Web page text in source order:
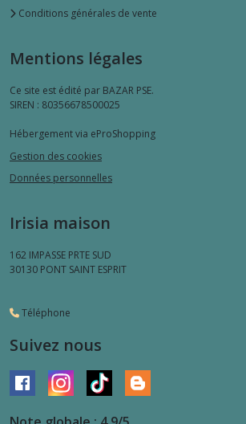
Conditions générales de vente
Mentions légales
Ce site est édité par BAZAR PSE.
SIREN : 80356678500025
Hébergement via eProShopping
Gestion des cookies
Données personnelles
Irisia maison
162 IMPASSE PRTE SUD
30130 PONT SAINT ESPRIT
Téléphone
Suivez nous